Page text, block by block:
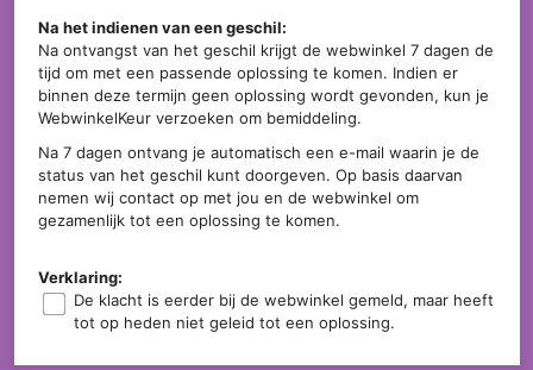
Na het indienen van een geschil:
Na ontvangst van het geschil krijgt de webwinkel 7 dagen de
tijd om met een passende oplossing te komen. Indien er
binnen deze termijn geen oplossing wordt gevonden, kun je
WebwinkelKeur verzoeken om bemiddeling.
Na 7 dagen ontvang je automatisch een e-mail waarin je de
status van het geschil kunt doorgeven. Op basis daarvan
nemen wij contact op met jou en de webwinkel om
gezamenlijk tot een oplossing te komen.
Verklaring:
De klacht is eerder bij de webwinkel gemeld, maar heeft
tot op heden niet geleid tot een oplossing.